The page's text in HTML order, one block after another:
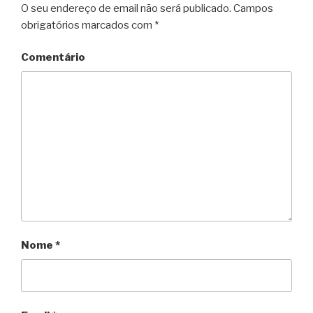
O seu endereço de email não será publicado. Campos
obrigatórios marcados com *
Comentário
Nome *